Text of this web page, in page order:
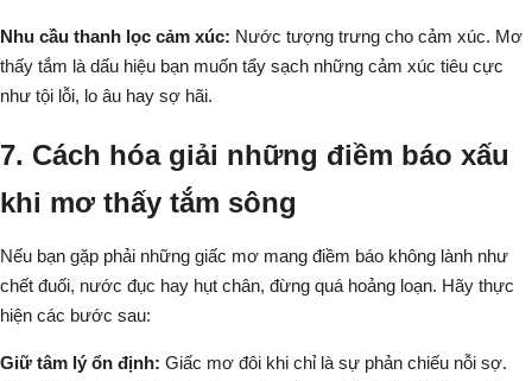
Nhu cầu thanh lọc cảm xúc: Nước tượng trưng cho cảm xúc. Mơ
thấy tắm là dấu hiệu bạn muốn tẩy sạch những cảm xúc tiêu cực
như tội lỗi, lo âu hay sợ hãi.
7. Cách hóa giải những điềm báo xấu
khi mơ thấy tắm sông
Nếu bạn gặp phải những giấc mơ mang điềm báo không lành như
chết đuối, nước đục hay hụt chân, đừng quá hoảng loạn. Hãy thực
hiện các bước sau:
Giữ tâm lý ổn định: Giấc mơ đôi khi chỉ là sự phản chiếu nỗi sợ.